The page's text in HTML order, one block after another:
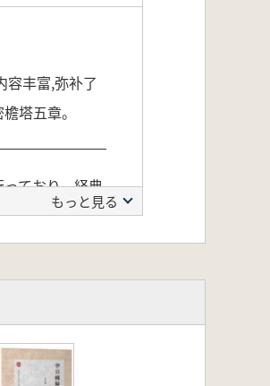
容丰富,弥补了
塔五章。
ており、経典
の主要宗派、
もっと見る